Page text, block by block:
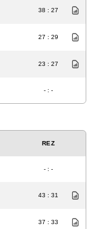
38 : 27
27 : 29
23 : 27
- : -
REZ
- : -
43 : 31
37 : 33